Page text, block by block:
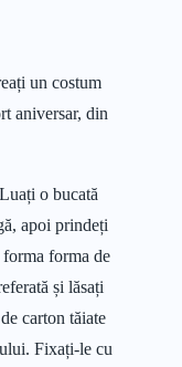
un costum
aniversar, din
o bucată
apoi prindeți
forma forma de
și lăsați
carton tăiate
Fixați-le cu